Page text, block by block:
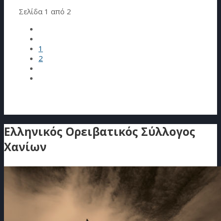
Σελίδα 1 από 2
1
2
Ελληνικός Ορειβατικός Σύλλογος
Χανίων